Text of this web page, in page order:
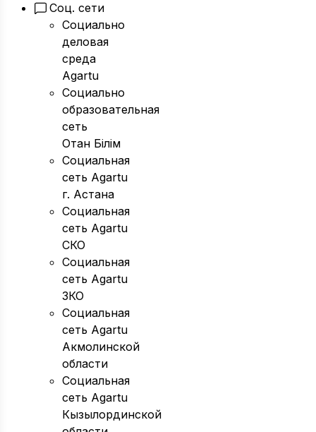
Соц. сети
Социально
деловая
среда
Agartu
Социально
образовательная
сеть
Отан Бiлiм
Социальная
сеть Agartu
г. Астана
Социальная
сеть Agartu
СКО
Социальная
сеть Agartu
ЗКО
Социальная
сеть Agartu
Акмолинской
области
Социальная
сеть Agartu
Кызылординской